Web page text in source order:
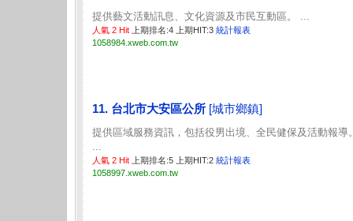
提供藝文活動訊息、文化資源及市民互動區。 ...
人氣 2 Hit 上期排名:4 上期HIT:3 統計報表
1058984.xweb.com.tw
11. 台北市大安區公所 [城市鄉鎮]
提供區域服務資訊，包括役男出境、全民健保及活動報導
...
人氣 2 Hit 上期排名:5 上期HIT:2 統計報表
1058997.xweb.com.tw